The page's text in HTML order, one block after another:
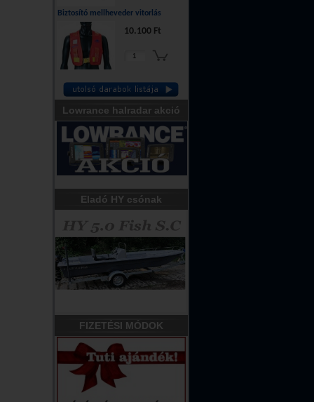
Biztosító mellheveder vitorlás
10.100 Ft
Lowrance halradar akció
Eladó HY csónak
FIZETÉSI MÓDOK